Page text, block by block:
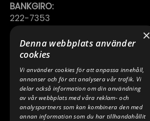
BANKGIRO:
222-7353
TELEFON:
0640 200 50
E-POST:
INFO@SPEEDSHOPEN.SE
ÅNGRA MITT KÖP
×
Denna webbplats använder
cookies
Vi använder cookies för att anpassa innehåll,
annonser och för att analysera vår trafik. Vi
delar också information om din användning
av vår webbplats med våra reklam- och
analyspartners som kan kombinera den med
annan information som du har tillhandahållit